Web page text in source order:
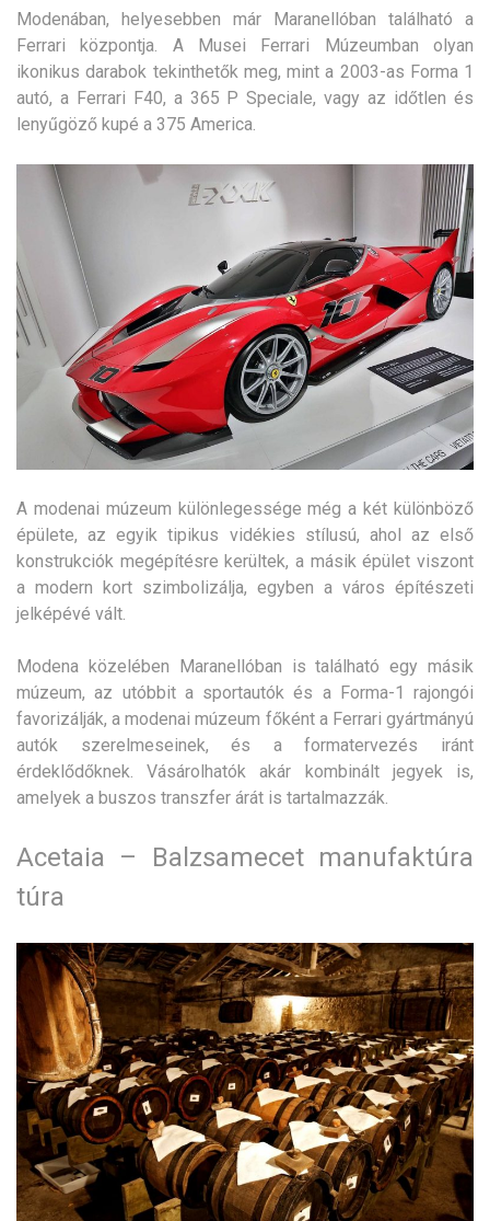
Modenában, helyesebben már Maranellóban található a
Ferrari központja. A Musei Ferrari Múzeumban olyan
ikonikus darabok tekinthetők meg, mint a 2003-as Forma 1
autó, a Ferrari F40, a 365 P Speciale, vagy az időtlen és
lenyűgöző kupé a 375 America.
A modenai múzeum különlegessége még a két különböző
épülete, az egyik tipikus vidékies stílusú, ahol az első
konstrukciók megépítésre kerültek, a másik épület viszont
a modern kort szimbolizálja, egyben a város építészeti
jelképévé vált.
Modena közelében Maranellóban is található egy másik
múzeum, az utóbbit a sportautók és a Forma-1 rajongói
favorizálják, a modenai múzeum főként a Ferrari gyártmányú
autók szerelmeseinek, és a formatervezés iránt
érdeklődőknek. Vásárolhatók akár kombinált jegyek is,
amelyek a buszos transzfer árát is tartalmazzák.
Acetaia – Balzsamecet manufaktúra
túra